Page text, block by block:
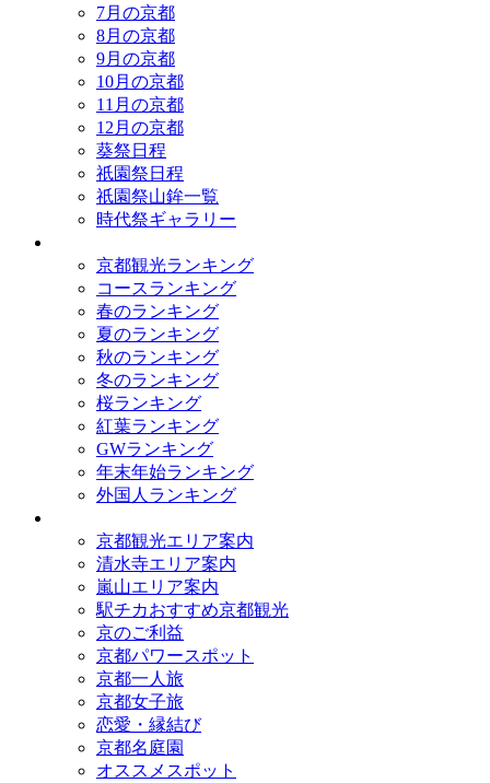
7月の京都
8月の京都
9月の京都
10月の京都
11月の京都
12月の京都
葵祭日程
祇園祭日程
祇園祭山鉾一覧
時代祭ギャラリー
京都観光ランキング
コースランキング
春のランキング
夏のランキング
秋のランキング
冬のランキング
桜ランキング
紅葉ランキング
GWランキング
年末年始ランキング
外国人ランキング
京都観光エリア案内
清水寺エリア案内
嵐山エリア案内
駅チカおすすめ京都観光
京のご利益
京都パワースポット
京都一人旅
京都女子旅
恋愛・縁結び
京都名庭園
オススメスポット